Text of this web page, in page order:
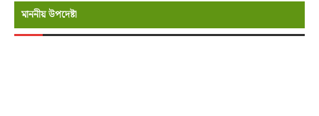
মাননীয় উপদেষ্টা